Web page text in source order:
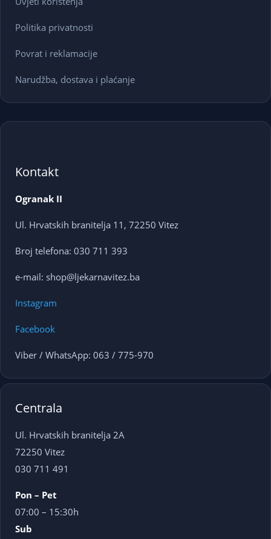
Politika privatnosti
Povrat i reklamacije
Narudžba, dostava i plaćanje
Kontakt
Ogranak II
Ul. Hrvatskih branitelja 11, 72250 Vitez
Broj telefona: 030 711 393
e-mail: shop@ljekarnavitez.ba
Instagram
Facebook
Viber / WhatsApp: 063 / 775-970
Centrala
Ul. Hrvatskih branitelja 2A
72250 Vitez
030 711 491
Pon – Pet
07:00 – 15:30h
Sub